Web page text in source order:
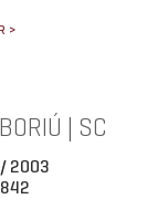
>
| SC
2003